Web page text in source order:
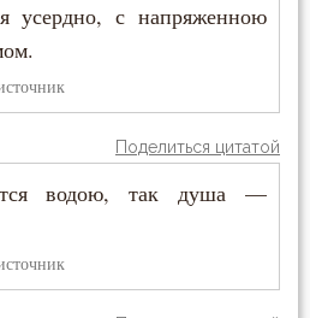
усердно, с напряженною
Поделиться цитатой
водою, так душа —